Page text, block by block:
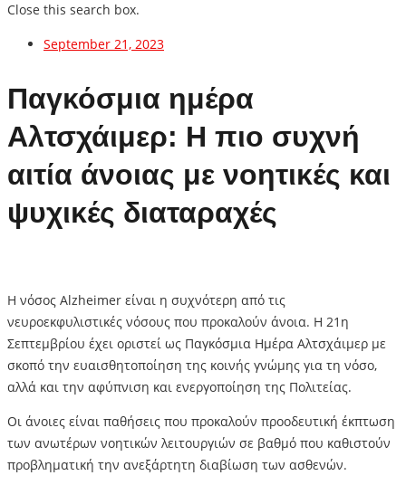
Close this search box.
September 21, 2023
Παγκόσμια ημέρα
Αλτσχάιμερ: Η πιο συχνή
αιτία άνοιας με νοητικές και
ψυχικές διαταραχές
Η νόσος Alzheimer είναι η συχνότερη από τις
νευροεκφυλιστικές νόσους που προκαλούν άνοια. Η 21η
Σεπτεμβρίου έχει οριστεί ως Παγκόσμια Ημέρα Αλτσχάιμερ με
σκοπό την ευαισθητοποίηση της κοινής γνώμης για τη νόσο,
αλλά και την αφύπνιση και ενεργοποίηση της Πολιτείας.
Οι άνοιες είναι παθήσεις που προκαλούν προοδευτική έκπτωση
των ανωτέρων νοητικών λειτουργιών σε βαθμό που καθιστούν
προβληματική την ανεξάρτητη διαβίωση των ασθενών.